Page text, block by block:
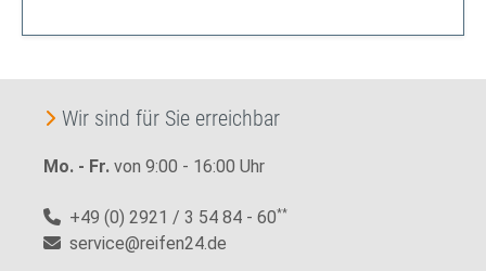
Wir sind für Sie erreichbar
Mo. - Fr. von 9:00 - 16:00 Uhr
+49 (0) 2921 / 3 54 84 - 60**
service@reifen24.de